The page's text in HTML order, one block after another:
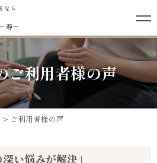
なら
ご利用者様の声
> ご利用者様の声
い悩みが解決」